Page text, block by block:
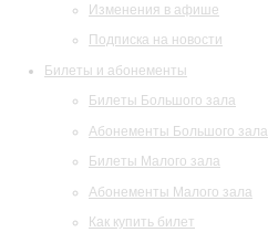
Изменения в афише
Подписка на новости
Билеты и абонементы
Билеты Большого зала
Абонементы Большого зала
Билеты Малого зала
Абонементы Малого зала
Как купить билет